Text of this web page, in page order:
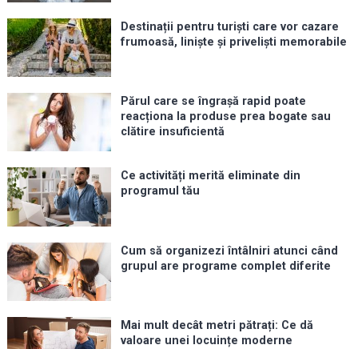
Destinații pentru turiști care vor cazare
frumoasă, liniște și priveliști memorabile
Părul care se îngrașă rapid poate
reacționa la produse prea bogate sau
clătire insuficientă
Ce activități merită eliminate din
programul tău
Cum să organizezi întâlniri atunci când
grupul are programe complet diferite
Mai mult decât metri pătrați: Ce dă
valoare unei locuințe moderne